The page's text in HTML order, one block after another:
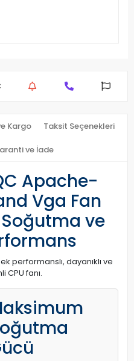
Kargo Taksit Seçenekleri
ve İade
Apache-
Vga Fan
ve
performanslı, dayanıklı ve
CPU fanı.